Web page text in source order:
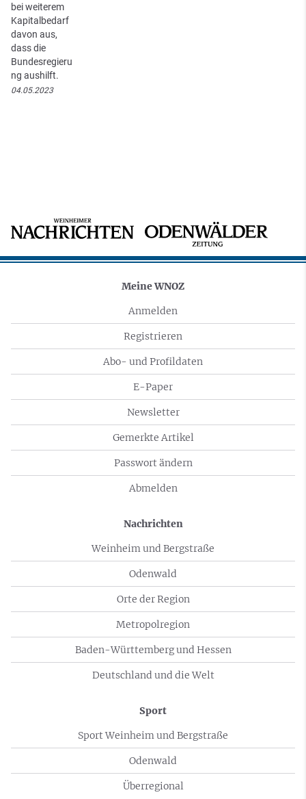
bei weiterem
Kapitalbedarf
davon aus,
dass die
Bundesregieru
ng aushilft.
04.05.2023
Meine WNOZ
Anmelden
Registrieren
Abo- und Profildaten
E-Paper
Newsletter
Gemerkte Artikel
Passwort ändern
Abmelden
Nachrichten
Weinheim und Bergstraße
Odenwald
Orte der Region
Metropolregion
Baden-Württemberg und Hessen
Deutschland und die Welt
Sport
Sport Weinheim und Bergstraße
Odenwald
Überregional